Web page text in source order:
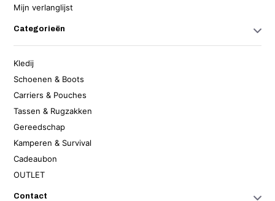
Mijn verlanglijst
Categorieën
Kledij
Schoenen & Boots
Carriers & Pouches
Tassen & Rugzakken
Gereedschap
Kamperen & Survival
Cadeaubon
OUTLET
Contact